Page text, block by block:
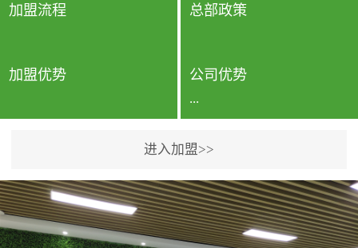
的、空气...
检测...
加盟流程 总部政策
加盟优势 公司优势
...
专利保护优势、双甲资质
企业（“室内环境净化治理
甲级施工资质”“室内环境
进入加盟>>